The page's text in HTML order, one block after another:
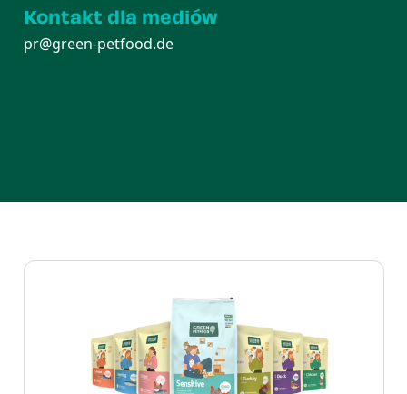
Kontakt dla mediów
pr@green-petfood.de